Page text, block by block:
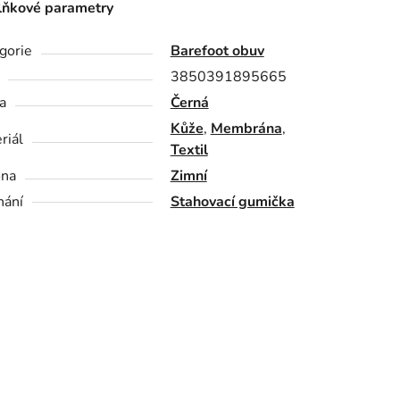
parametry
Barefoot obuv
3850391895665
Černá
Kůže, Membrána,
Textil
Zimní
Stahovací gumička